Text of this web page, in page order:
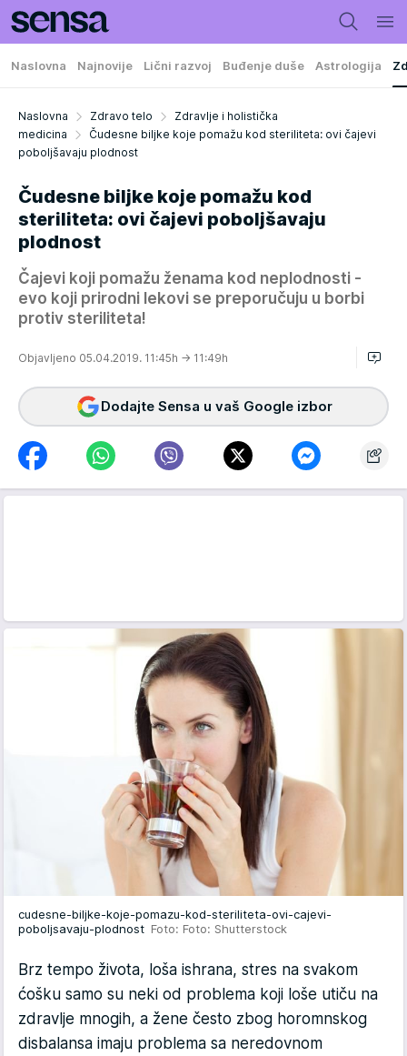
Naslovna Najnovije Lični razvoj Buđenje duše Astrologija
Naslovna Zdravo telo
Zdravlje i holistička
medicina
Čudesne biljke koje pomažu kod steriliteta: ovi čajevi
poboljšavaju plodnost
Čudesne biljke koje pomažu kod
steriliteta: ovi čajevi poboljšavaju
plodnost
Čajevi koji pomažu ženama kod neplodnosti -
evo koji prirodni lekovi se preporučuju u borbi
protiv steriliteta!
Objavljeno 05.04.2019. 11:45h → 11:49h
Dodajte Sensa u vaš Google izbor
cudesne-biljke-koje-pomazu-kod-steriliteta-ovi-cajevi-
poboljsavaju-plodnost Foto: Foto: Shutterstock
Brz tempo života, loša ishrana, stres na svakom
ćošku samo su neki od problema koji loše utiču na
zdravlje mnogih, a žene često zbog horomnskog
disbalansa imaju problema sa neredovnom